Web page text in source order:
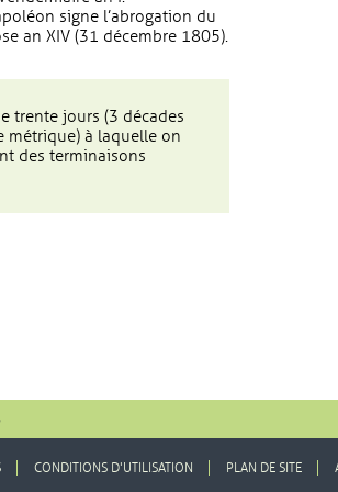
signe l’abrogation du
an XIV (31 décembre 1805).
trente jours (3 décades
métrique) à laquelle on
des terminaisons
CONDITIONS D'UTILISATION PLAN DE SITE